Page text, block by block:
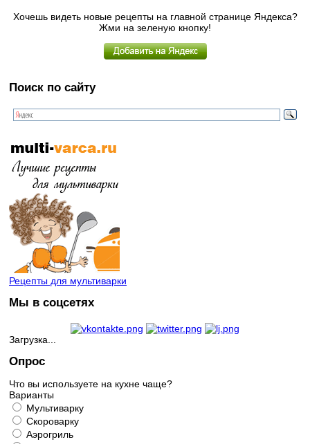
Хочешь видеть новые рецепты на главной странице Яндекса?
Жми на зеленую кнопку!
Поиск по сайту
Рецепты для мультиварки
Мы в соцсетях
Загрузка...
Опрос
Что вы используете на кухне чаще?
Варианты
Мультиварку
Скороварку
Аэрогриль